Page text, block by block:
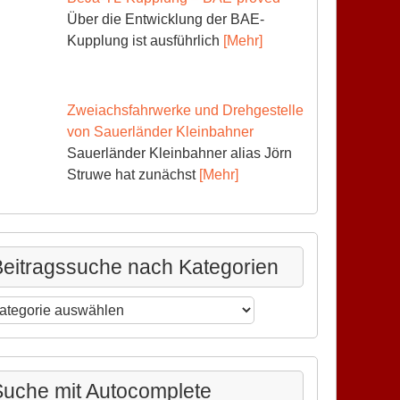
Über die Entwicklung der BAE-
Kupplung ist ausführlich [Mehr]
Zweiachsfahrwerke und Drehgestelle
von Sauerländer Kleinbahner
Sauerländer Kleinbahner alias Jörn
Struwe hat zunächst [Mehr]
nach Kategorien
mit Autocomplete